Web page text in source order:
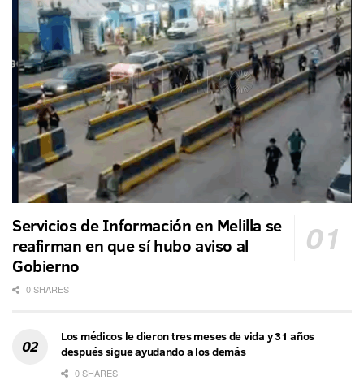
Servicios de Información en Melilla se
reafirman en que sí hubo aviso al
Gobierno
0 SHARES
Los médicos le dieron tres meses de vida y 31 años
después sigue ayudando a los demás
0 SHARES